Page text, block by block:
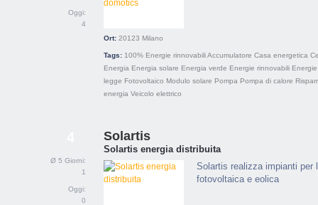
Oggi:
4
Ort: 20123 Milano
Tags: 100% Energie rinnovabiliAccumulatore Casa energetica
Energia Energia solare Energia verde Energie rinnovabili
legge Fotovoltaico Modulo solare Pompa Pompa di calore
energia Veicolo elettrico
Ø 5 Giorni:
1
Oggi:
0
Solartis
Solartis energia distribuita
Solartis realizza impianti per
fotovoltaica e eolica